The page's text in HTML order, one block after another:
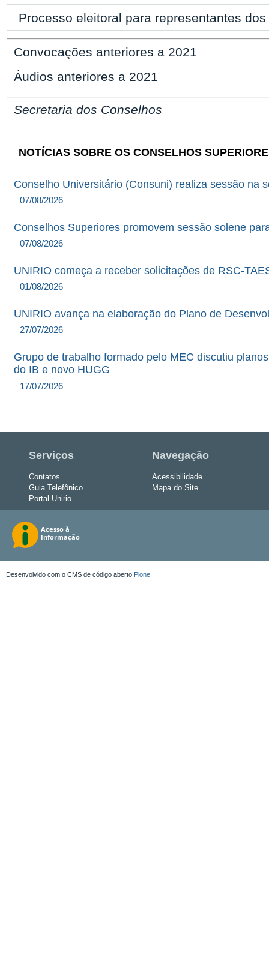
Processo eleitoral para representantes
Convocações anteriores a 2021
Áudios anteriores a 2021
Secretaria dos Conselhos
NOTÍCIAS SOBRE OS CONSELHOS
Conselho Universitário (Consuni) realiza sessão na
07/08/2026
Conselhos Superiores promovem sessão solene
07/08/2026
UNIRIO começa a receber solicitações de RSC-
01/08/2026
UNIRIO avança na elaboração do Plano de
27/07/2026
Grupo de trabalho formado pelo MEC discutiu
do IB e novo HUGG
17/07/2026
Serviços
Contatos
Guia Telefônico
Portal Unirio
Navegação
Acessibilidade
Mapa do Site
Desenvolvido com o CMS de código aberto Plone